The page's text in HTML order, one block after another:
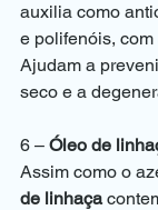
auxilia como
e polifenóis,
Ajudam a
seco e a
6 – Óleo de
Assim como o
de linhaça